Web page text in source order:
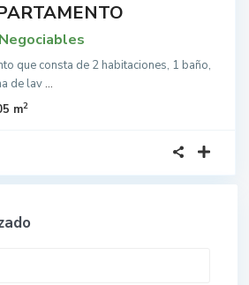
Negociables
que consta de 2 habitaciones, 1 baño,
de lav...
m2